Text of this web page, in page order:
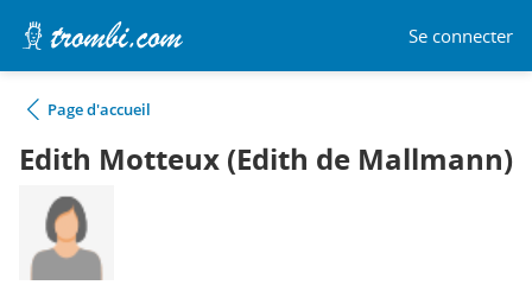
Se connecter
Page d'accueil
Edith Motteux (Edith de Mallmann)